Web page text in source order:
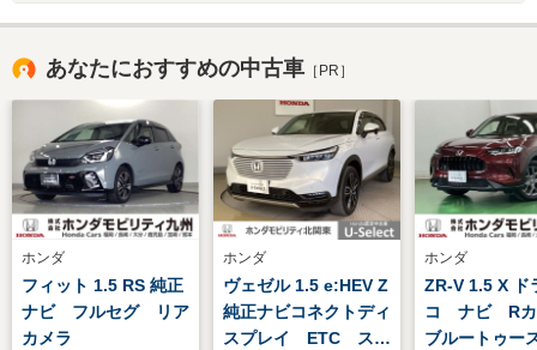
あなたにおすすめの中古車 ［PR］
ホンダ
フィット 1.5 RS 純正
ナビ フルセグ リア
カメラ
ホンダ
ヴェゼル 1.5 e:HEV Z
純正ナビコネクトディ
スプレイ ETC スマ
ホンダ
ZR-V 1.5 X ド
コ ナビ R
ブルートゥー